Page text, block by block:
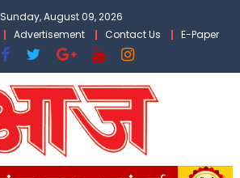
Sunday, August 09, 2026
Advertisement Contact Us E-Paper